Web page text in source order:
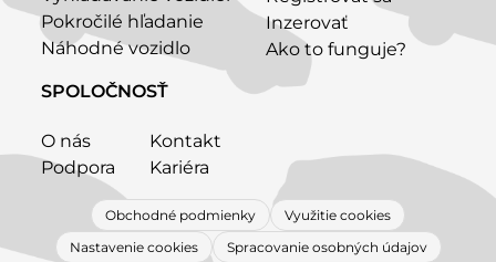
Pokročilé hľadanie
Náhodné vozidlo
Inzerovať
Ako to funguje?
SPOLOČNOSŤ
O nás
Kontakt
Podpora
Kariéra
Obchodné podmienky
Využitie cookies
Nastavenie cookies
Spracovanie osobných údajov